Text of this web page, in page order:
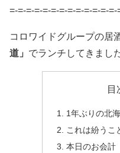
=-=-=-=-=-=-=-=-=-=-=-=-=-
コロワイドグループの居
道」 でランチしてきまし
目
1年ぶりの北
これは紛うこ
本日のお会計